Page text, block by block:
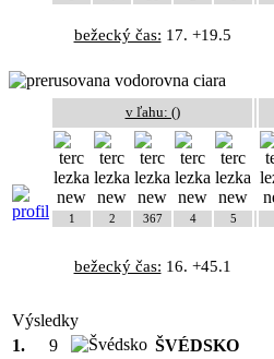
bežecký čas: 17. +19.5
v ľahu: ()
1 2 367 4 5
bežecký čas: 16. +45.1
Výsledky
1.
9 ŠVÉDSKO